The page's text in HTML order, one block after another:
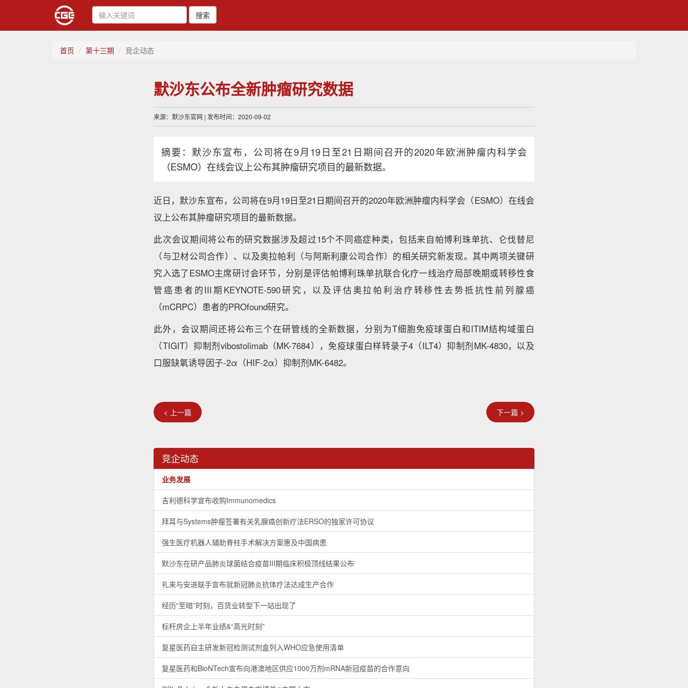
搜索
首页 第十三期 竞企动态
默沙东公布全新肿瘤研究数据
来源：默沙东官网 | 发布时间：2020-09-02
摘要：默沙东宣布，公司将在9月19日至21日期间召开的2020年欧洲肿瘤内科学会
（ESMO）在线会议上公布其肿瘤研究项目的最新数据。
近日，默沙东宣布，公司将在9月19日至21日期间召开的2020年欧洲肿瘤内科学会（ESMO）在线会
议上公布其肿瘤研究项目的最新数据。
此次会议期间将公布的研究数据涉及超过15个不同癌症种类，包括来自帕博利珠单抗、仑伐替尼
（与卫材公司合作）、以及奥拉帕利（与阿斯利康公司合作）的相关研究新发现。其中两项关键研
究入选了ESMO主席研讨会环节，分别是评估帕博利珠单抗联合化疗一线治疗局部晚期或转移性食
管癌患者的III期KEYNOTE-590研究，以及评估奥拉帕利治疗转移性去势抵抗性前列腺癌
（mCRPC）患者的PROfound研究。
此外，会议期间还将公布三个在研管线的全新数据，分别为T细胞免疫球蛋白和ITIM结构域蛋白
（TIGIT）抑制剂vibostolimab（MK-7684），免疫球蛋白样转录子4（ILT4）抑制剂MK-4830，以及
口服缺氧诱导因子-2α（HIF-2α）抑制剂MK-6482。
< 上一篇 下一篇 >
竞企动态
业务发展
吉利德科学宣布收购Immunomedics
拜耳与Systems肿瘤签署有关乳腺癌创新疗法ERSO的独家许可协议
强生医疗机器人辅助脊柱手术解决方案惠及中国病患
默沙东在研产品肺炎球菌结合疫苗III期临床积极顶线结果公布
礼来与安进联手宣布就新冠肺炎抗体疗法达成生产合作
经历“至暗”时刻，百货业转型下一站出现了
标杆房企上半年业绩&“高光时刻”
复星医药自主研发新冠检测试剂盒列入WHO应急使用清单
复星医药和BioNTech宣布向港澳地区供应1000万剂mRNA新冠疫苗的合作意向